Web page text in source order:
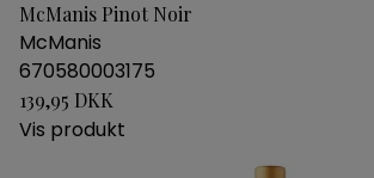
McManis Pinot Noir
McManis
670580003175
139,95 DKK
Vis produkt